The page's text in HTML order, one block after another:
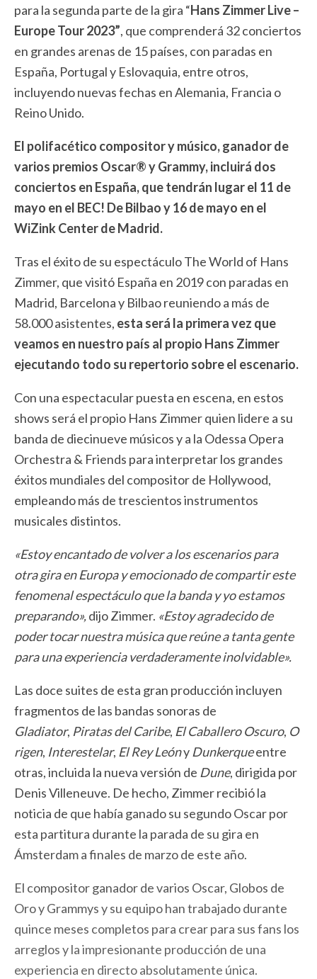
para la segunda parte de la gira “Hans Zimmer Live –
Europe Tour 2023”, que comprenderá 32 conciertos
en grandes arenas de 15 países, con paradas en
España, Portugal y Eslovaquia, entre otros,
incluyendo nuevas fechas en Alemania, Francia o
Reino Unido.
El polifacético compositor y músico, ganador de
varios premios Oscar® y Grammy, incluirá dos
conciertos en España, que tendrán lugar el 11 de
mayo en el BEC! De Bilbao y 16 de mayo en el
WiZink Center de Madrid.
Tras el éxito de su espectáculo The World of Hans
Zimmer, que visitó España en 2019 con paradas en
Madrid, Barcelona y Bilbao reuniendo a más de
58.000 asistentes, esta será la primera vez que
veamos en nuestro país al propio Hans Zimmer
ejecutando todo su repertorio sobre el escenario.
Con una espectacular puesta en escena, en estos
shows será el propio Hans Zimmer quien lidere a su
banda de diecinueve músicos y a la Odessa Opera
Orchestra & Friends para interpretar los grandes
éxitos mundiales del compositor de Hollywood,
empleando más de trescientos instrumentos
musicales distintos.
«Estoy encantado de volver a los escenarios para
otra gira en Europa y emocionado de compartir este
fenomenal espectáculo que la banda y yo estamos
preparando»,dijo Zimmer. «Estoy agradecido de
poder tocar nuestra música que reúne a tanta gente
para una experiencia verdaderamente inolvidable».
Las doce suites de esta gran producción incluyen
fragmentos de las bandas sonoras de
Gladiator, Piratasdel Caribe, El Caballero Oscuro, O
rigen, Interestelar, El Rey Leóny Dunkerqueentre
otras, incluida la nueva versión de Dune, dirigida por
Denis Villeneuve. De hecho, Zimmer recibió la
noticia de que había ganado su segundo Oscar por
esta partitura durante la parada de su gira en
Ámsterdam a finales de marzo de este año.
El compositor ganador de varios Oscar, Globos de
Oro y Grammys y su equipo han trabajado durante
quince meses completos para crear para sus fans los
arreglos y la impresionante producción de una
experiencia en directo absolutamente única.